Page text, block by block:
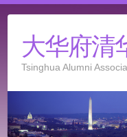
content大华府清
Tsinghua Alumni